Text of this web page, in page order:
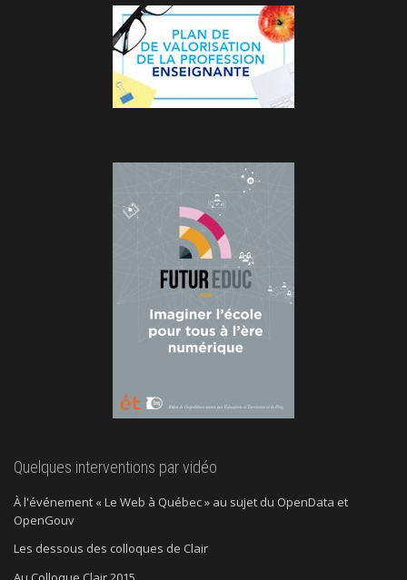
Quelques interventions par vidéo
À l'événement « Le Web à Québec » au sujet du OpenData et
OpenGouv
Les dessous des colloques de Clair